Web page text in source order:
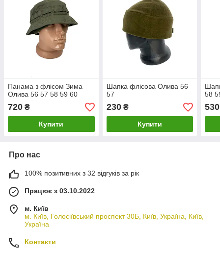
Панама з флісом Зима
Олива 56 57 58 59 60
720 ₴
Купити
Шапка флісова Олива 56
57
230₴
Купити
58
530
Про нас
100% позитивних з 32 відгуків за рік
Працює з 03.10.2022
м. Київ
м. Київ, Голосіївський проспект 30Б, Київ, Україна, Київ,
Україна
Контакти